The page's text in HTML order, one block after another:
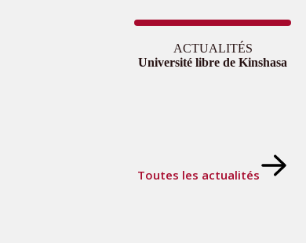
ACTUALITÉS
Université libre de Kinshasa
Toutes les actualités